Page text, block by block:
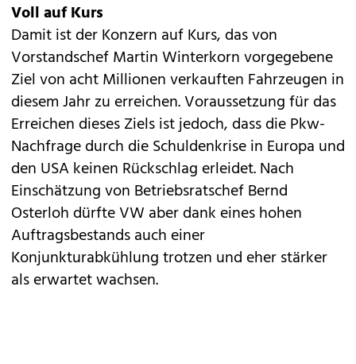
Voll auf Kurs
Damit ist der Konzern auf Kurs, das von
Vorstandschef Martin Winterkorn vorgegebene
Ziel von acht Millionenverkauften Fahrzeugen in
diesem Jahr zu erreichen. Voraussetzung für das
Erreichen dieses Ziels ist jedoch, dass die Pkw-
Nachfrage durch die Schuldenkrise in Europa und
den USA keinen Rückschlag erleidet. Nach
Einschätzung von Betriebsratschef Bernd
Osterloh dürfte VW aber dank eines hohen
Auftragsbestands auch einer
Konjunkturabkühlung trotzen und eher stärker
als erwartet wachsen.